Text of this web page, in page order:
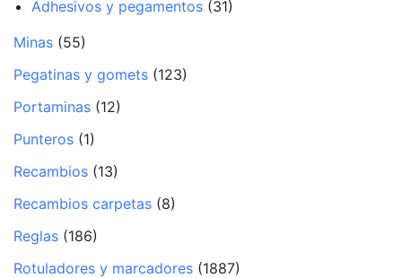
Adhesivos y pegamentos (31)
Minas (55)
Pegatinas y gomets (123)
Portaminas (12)
Punteros (1)
Recambios (13)
Recambios carpetas (8)
Reglas (186)
Rotuladores y marcadores (1887)